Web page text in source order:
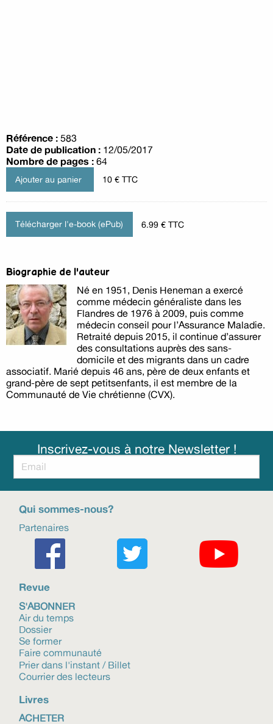
Référence : 583
Date de publication : 12/05/2017
Nombre de pages : 64
10 € TTC
Télécharger l'e-book (ePub) 6.99 € TTC
Biographie de l'auteur
Né en 1951, Denis Heneman a exercé
comme médecin généraliste dans les
Flandres de 1976 à 2009, puis comme
médecin conseil pour l’Assurance Maladie.
Retraité depuis 2015, il continue d’assurer
des consultations auprès des sans-
domicile et des migrants dans un cadre
associatif. Marié depuis 46 ans, père de deux enfants et
grand-père de sept petitsenfants, il est membre de la
Communauté de Vie chrétienne (CVX).
Inscrivez-vous à notre Newsletter !
Qui sommes-nous?
Partenaires
Revue
S'ABONNER
Air du temps
Dossier
Se former
Faire communauté
Prier dans l'instant / Billet
Courrier des lecteurs
Livres
ACHETER